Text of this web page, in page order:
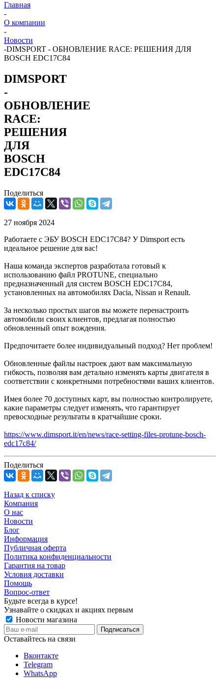
Главная
-
О компании
-
Новости
-DIMSPORT - ОБНОВЛЕНИЕ RACE: РЕШЕНИЯ ДЛЯ
BOSCH EDC17C84
DIMSPORT
-
ОБНОВЛЕНИЕ
RACE:
РЕШЕНИЯ
ДЛЯ
BOSCH
EDC17C84
Поделиться
27 ноября 2024
Работаете с ЭБУ BOSCH EDC17C84? У Dimsport есть
идеальное решение для вас!
Наша команда экспертов разработала готовый к
использованию файл PROTUNE, специально
предназначенный для систем BOSCH EDC17C84,
установленных на автомобилях Dacia, Nissan и Renault.
За несколько простых шагов вы можете перенастроить
автомобили своих клиентов, предлагая полностью
обновленный опыт вождения.
Предпочитаете более индивидуальный подход? Нет проблем!
Обновленные файлы настроек дают вам максимальную
гибкость, позволяя вам детально изменять карты двигателя в
соответствии с конкретными потребностями ваших клиентов.
Имея более 70 доступных карт, вы полностью контролируете,
какие параметры следует изменять, что гарантирует
превосходные результаты в кратчайшие сроки.
https://www.dimsport.it/en/news/race-setting-files-protune-bosch-
edc17c84/
Поделиться
Назад к списку
Компания
О нас
Новости
Блог
Информация
Публичная оферта
Политика конфиденциальности
Гарантия на товар
Условия доставки
Помощь
Вопрос-ответ
Будьте всегда в курсе!
Узнавайте о скидках и акциях первым
Новости магазина
Оставайтесь на связи
Вконтакте
Telegram
WhatsApp